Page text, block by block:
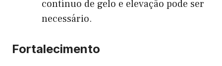
contínuo de gelo e elevação pode ser
necessário.
Fortalecimento